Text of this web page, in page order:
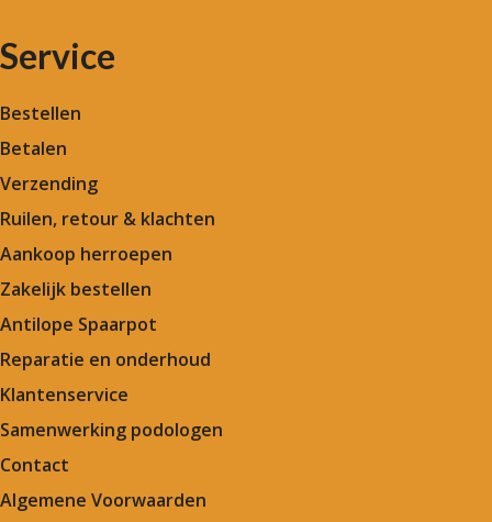
Service
Bestellen
Betalen
Verzending
Ruilen, retour & klachten
Aankoop herroepen
Zakelijk bestellen
Antilope Spaarpot
Reparatie en onderhoud
Klantenservice
Samenwerking podologen
Contact
Algemene Voorwaarden